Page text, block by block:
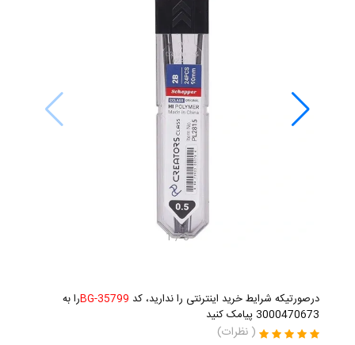
1/3
درصورتیکه شرایط خرید اینترنتی را ندارید، کد BG-35799را به
3000470673 پیامک کنید
( نظرات)